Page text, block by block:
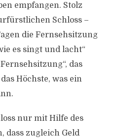
empfangen. Stolz
Schloss –
die Fernsehsitzung
es singt und lacht“
das
Höchste, was ein
nur mit Hilfe des
dass zugleich Geld